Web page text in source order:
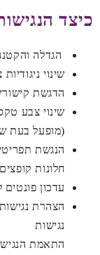
כיצד
הגדלה
שינוי
הדגשת
שינוי צבע
(מופעל בעת
הנגשת
חלונות
עדכון
הצהרת
נגישות
התאמת